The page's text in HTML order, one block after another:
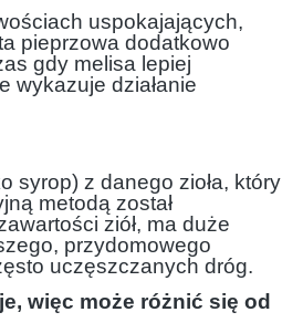
uspokajających,
pieprzowa dodatkowo
gdy melisa lepiej
wykazuje działanie
syrop) z danego zioła, który
metodą został
ziół, ma duże
przydomowego
uczęszczanych dróg.
więc może różnić się od